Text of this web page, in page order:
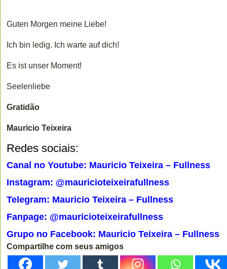
Guten Morgen meine Liebe!
Ich bin ledig. Ich warte auf dich!
Es ist unser Moment!
Seelenliebe
Gratidão
Mauricio Teixeira
Redes sociais:
Canal no Youtube: Mauricio Teixeira – Fullness
Instagram: @mauricioteixeirafullness
Telegram: Mauricio Teixeira – Fullness
Fanpage: @mauricioteixeirafullness
Grupo no Facebook: Mauricio Teixeira – Fullness
Compartilhe com seus amigos